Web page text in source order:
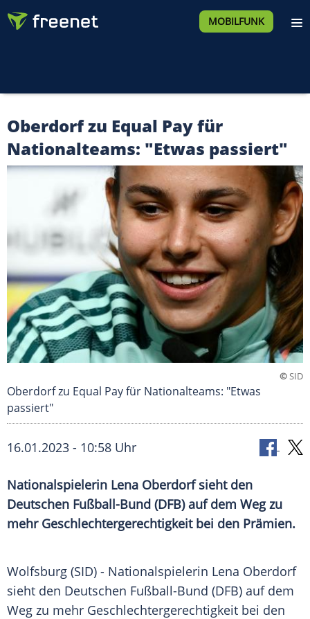
MOBILFUNK
Oberdorf zu Equal Pay für
Nationalteams: "Etwas passiert"
©SID
Oberdorf zu Equal Pay für Nationalteams: "Etwas
passiert"
16.01.2023 - 10:58 Uhr
Nationalspielerin Lena Oberdorf sieht den
Deutschen Fußball-Bund (DFB) auf dem Weg zu
mehr Geschlechtergerechtigkeit bei den Prämien.
Wolfsburg (SID) - Nationalspielerin Lena Oberdorf
sieht den Deutschen Fußball-Bund (DFB) auf dem
Weg zu mehr Geschlechtergerechtigkeit bei den